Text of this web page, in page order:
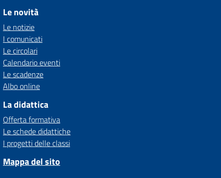
Le novità
Le notizie
I comunicati
Le circolari
Calendario eventi
Le scadenze
Albo online
La didattica
Offerta formativa
Le schede didattiche
I progetti delle classi
Mappa del sito